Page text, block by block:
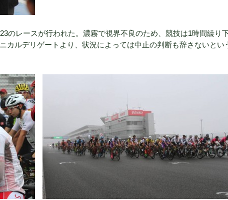
のレースが行われた。濃霧で視界不良のため、競技は1時間繰り
カルデリゲートより、状況によっては中止の判断も辞さないとい